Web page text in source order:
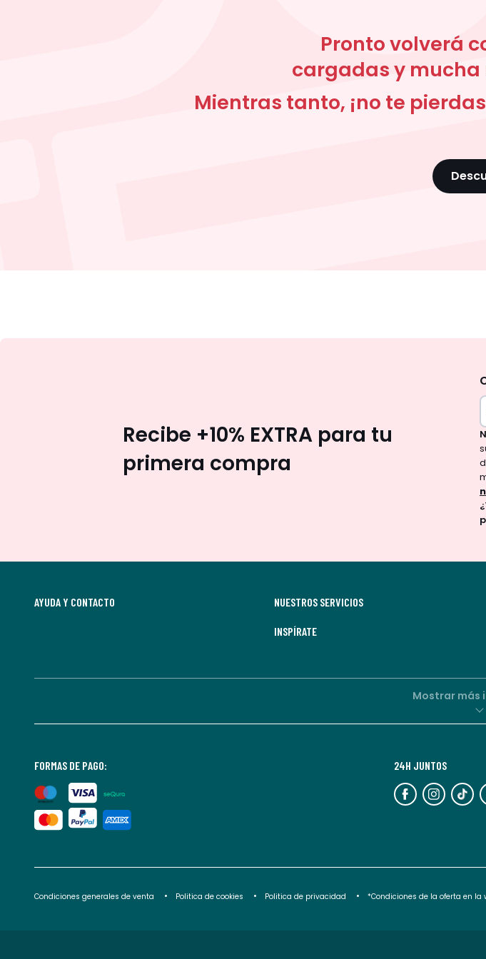
Pronto volverá
cargadas y mucha
Mientras tanto, ¡no te
Al
Recibe +10% EXTRA para tu
primera compra
AYUDA Y CONTACTO NUESTROS SERVICIOS
INSPÍRATE
Mostrar más
FORMAS DE PAGO: 24H JUNTOS
Condiciones generales de venta Politica de cookies Politica de privacidad *Condiciones de la oferta en la